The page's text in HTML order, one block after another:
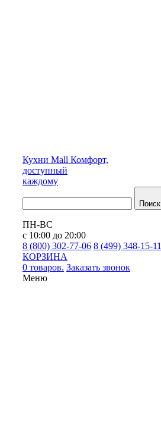
Кухни Mall Комфорт,
доступный
каждому
Поиск
ПН-ВС
с 10:00 до 20:00
8 (800) 302-77-06 8 (499) 348-15-11
КОРЗИНА
0 товаров. Заказать звонок
Меню